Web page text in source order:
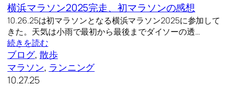
横浜マラソン2025完走、初マラソンの感想
10.26.25は初マラソンとなる横浜マラソン2025に参加して
きた。天気は小雨で最初から最後までダイソーの透…
続きを読む
ブログ, 散歩
マラソン, ランニング
10.27.25